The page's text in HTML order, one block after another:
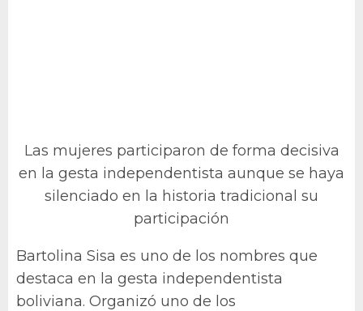
Las mujeres participaron de forma decisiva
en la gesta independentista aunque se haya
silenciado en la historia tradicional su
participación
Bartolina Sisa es uno de los nombres que
destaca en la gesta independentista
boliviana. Organizó uno de los